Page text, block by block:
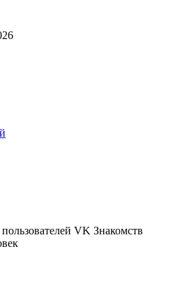
VK Знакомств